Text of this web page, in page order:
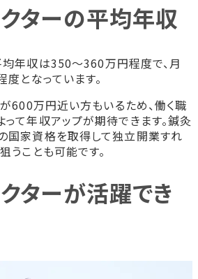
ターの平均年収
均年収は350～360万円程度で、月
となっています。
600万円近い方もいるため、働く職
て年収アップが期待できます。鍼灸
国家資格を取得して独立開業すれ
うことも可能です。
ターが活躍でき